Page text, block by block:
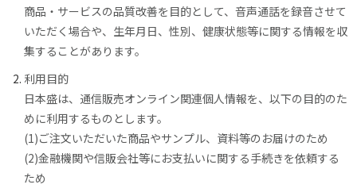
商品・サービスの品質改善を目的として、音声通話を録音させて
いただく場合や、生年月日、性別、健康状態等に関する情報を収
集することがあります。
利用目的
日本盛は、通信販売オンライン関連個人情報を、以下の目的のた
めに利用するものとします。
(1)ご注文いただいた商品やサンプル、資料等のお届けのため
(2)金融機関や信販会社等にお支払いに関する手続きを依頼する
ため